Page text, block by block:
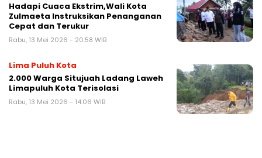
Hadapi Cuaca Ekstrim,Wali Kota
Zulmaeta Instruksikan Penanganan
Cepat dan Terukur
Rabu, 13 Mei 2026 - 20:58 WIB
Lima Puluh Kota
2.000 Warga Situjuah Ladang Laweh
Limapuluh Kota Terisolasi
Rabu, 13 Mei 2026 - 14:06 WIB